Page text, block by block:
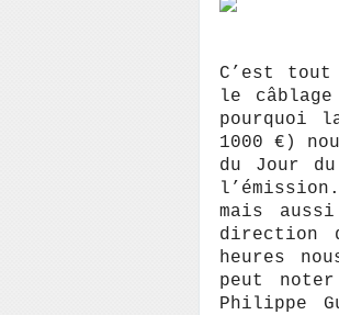
C’est
le
pourquoi
1000 €)
du Jour
mais
direction
heures
peut
Philippe